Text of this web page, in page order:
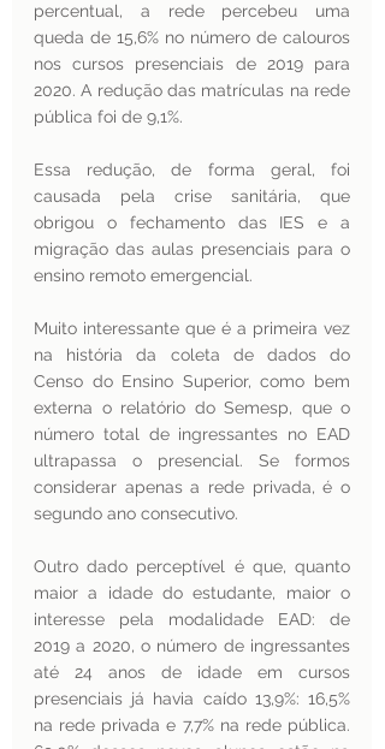
percentual, a rede percebeu uma
queda de 15,6% no número de calouros
nos cursos presenciais de 2019 para
2020. A redução das matrículas na rede
pública foi de 9,1%.
Essa redução, de forma geral, foi
causada pela crise sanitária, que
obrigou o fechamento das IES e a
migração das aulas presenciais para o
ensino remoto emergencial.
Muito interessante que é a primeira vez
na história da coleta de dados do
Censo do Ensino Superior, como bem
externa o relatório do Semesp, que o
número total de ingressantes no EAD
ultrapassa o presencial. Se formos
considerar apenas a rede privada, é o
segundo ano consecutivo.
Outro dado perceptível é que, quanto
maior a idade do estudante, maior o
interesse pela modalidade EAD: de
2019 a 2020, o número de ingressantes
até 24 anos de idade em cursos
presenciais já havia caído 13,9%: 16,5%
na rede privada e 7,7% na rede pública.